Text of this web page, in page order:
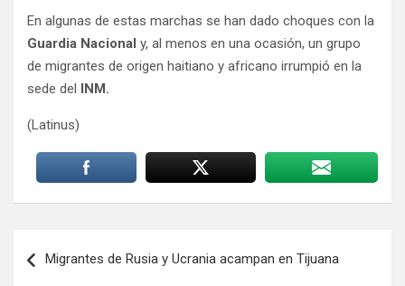
En algunas de estas marchas se han dado choques con la
Guardia Nacional y, al menos en una ocasión, un grupo
de migrantes de origen haitiano y africano irrumpió en la
sede del INM.
(Latinus)
de
Migrantes de Rusia y Ucrania acampan en Tijuana